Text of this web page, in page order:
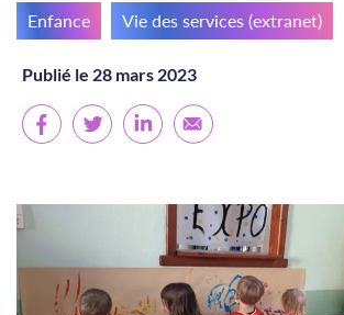
Enfance Vie des services (extranet)
Publié le 28 mars 2023